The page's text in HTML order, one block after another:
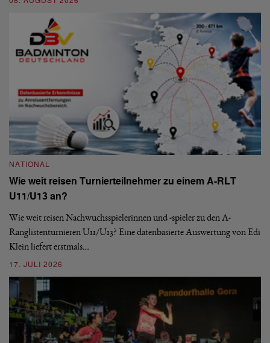
NATIONAL
Wie weit reisen Turnierteilnehmer zu einem A-RLT
U11/U13 an?
Wie weit reisen Nachwuchsspielerinnen und -spieler zu den A-
Ranglistenturnieren U11/U13? Eine datenbasierte Auswertung von Edi
Klein liefert erstmals…
17. JULI 2026